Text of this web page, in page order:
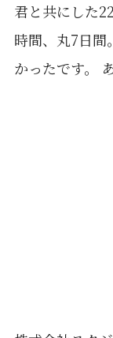
君と共にした
時間、丸7日間
かったです。